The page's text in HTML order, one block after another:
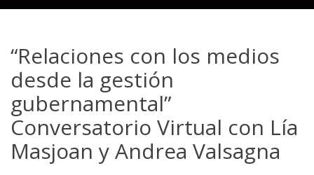
“Relaciones con los medios
desde la gestión
gubernamental”
Conversatorio Virtual con Lía
Masjoan y Andrea Valsagna